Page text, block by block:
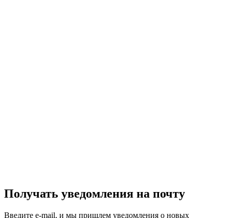
Получать уведомления на почту
Введите e-mail, и мы пришлем уведомления о новых